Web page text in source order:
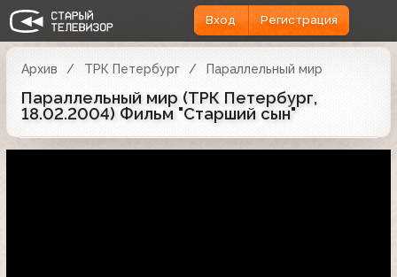
Вход Регистрация
Архив ТРК Петербург Параллельный мир
Параллельный мир (ТРК Петербург,
18.02.2004) Фильм "Старший сын"